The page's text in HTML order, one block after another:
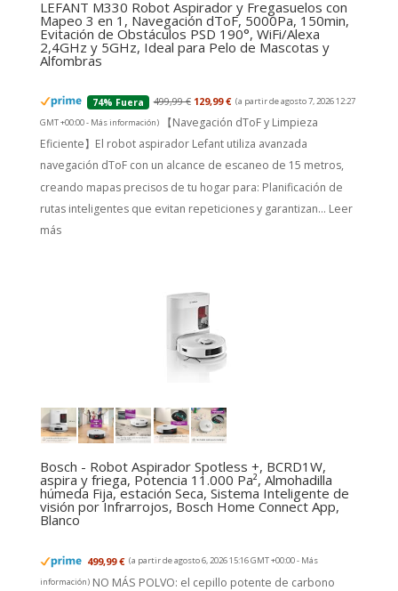
LEFANT M330 Robot Aspirador y Fregasuelos con
Mapeo 3 en 1, Navegación dToF, 5000Pa, 150min,
Evitación de Obstáculos PSD 190°, WiFi/Alexa
2,4GHz y 5GHz, Ideal para Pelo de Mascotas y
Alfombras
74% Fuera 499,99 € 129,99 € (a partir de agosto 7, 2026 12:27
GMT +00:00 - Más información)
【Navegación dToF y Limpieza
Eficiente】El robot aspirador Lefant utiliza avanzada
navegación dToF con un alcance de escaneo de 15 metros,
creando mapas precisos de tu hogar para: Planificación de
rutas inteligentes que evitan repeticiones y garantizan... Leer
más
Bosch - Robot Aspirador Spotless +, BCRD1W,
aspira y friega, Potencia 11.000 Pa², Almohadilla
húmeda Fija, estación Seca, Sistema Inteligente de
visión por Infrarrojos, Bosch Home Connect App,
Blanco
499,99 € (a partir de agosto 6, 2026 15:16 GMT +00:00 - Más
información) NO MÁS POLVO: el cepillo potente de carbono